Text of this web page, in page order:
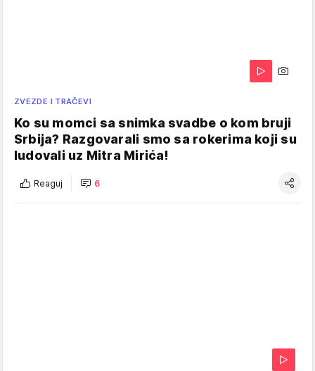
ZVEZDE I TRAČEVI
Ko su momci sa snimka svadbe o kom bruji
Srbija? Razgovarali smo sa rokerima koji su
ludovali uz Mitra Mirića!
Reaguj 6